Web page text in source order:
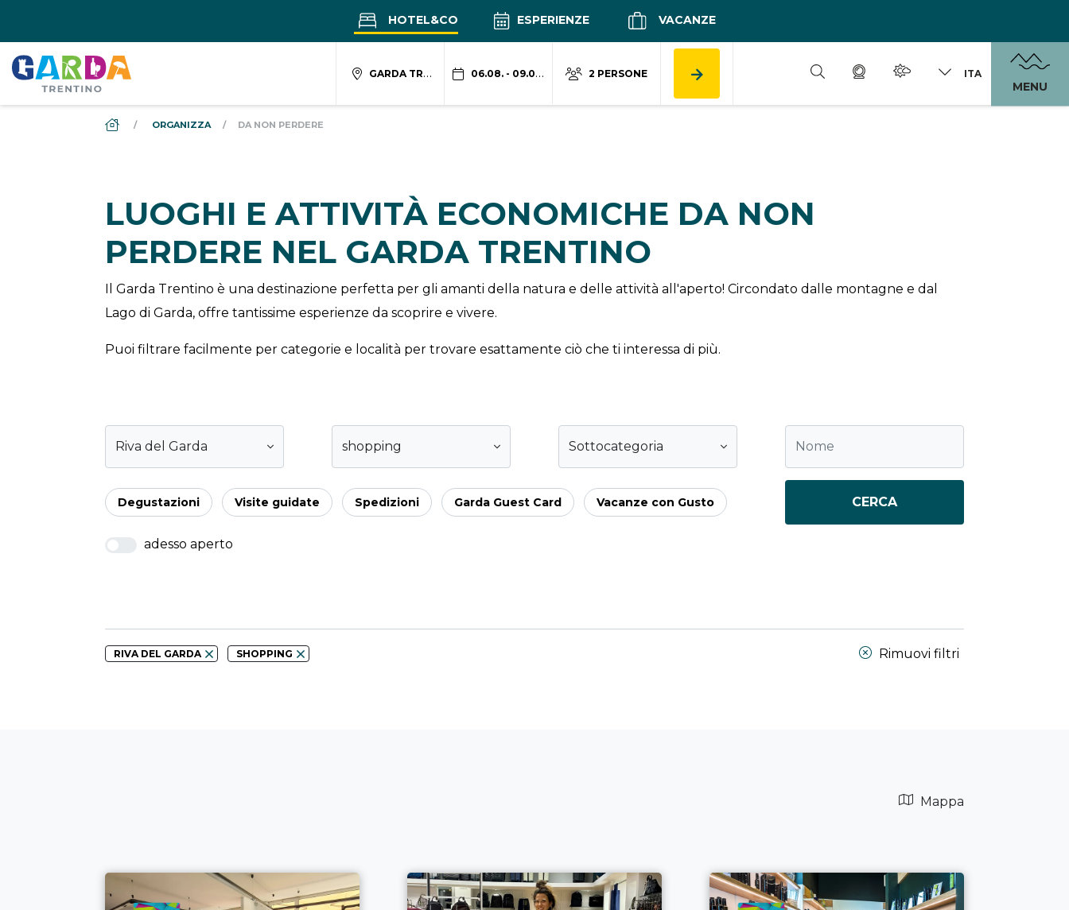
HOTEL&CO ESPERIENZE VACANZE
GARDA TRENTINO 06.08. - 09.08. 2 PERSONE ITA
MENU
DS_BREADCRUMB.HOME
ORGANIZZA DA NON PERDERE
LUOGHI E ATTIVITÀ ECONOMICHE DA NON
PERDERE NEL GARDA TRENTINO
Il Garda Trentino è una destinazione perfetta per gli amanti della natura e delle attività all'aperto! Circondato dalle montagne e dal
Lago di Garda, offre tantissime esperienze da scoprire e vivere.
Puoi filtrare facilmente per categorie e località per trovare esattamente ciò che ti interessa di più.
Riva del Garda shopping Sottocategoria
Degustazioni Visite guidate Spedizioni Garda Guest Card Vacanze con Gusto
adesso aperto
CERCA
Rimuovi filtri
RIVA DEL GARDA SHOPPING
Mappa